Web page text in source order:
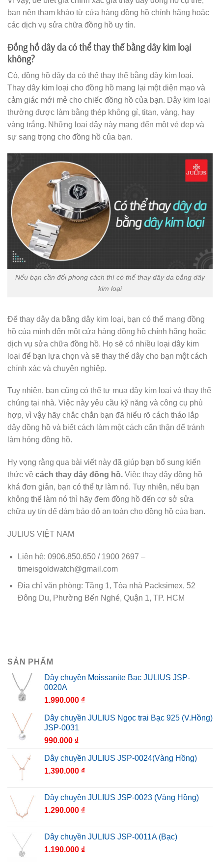
bạn nên tham khảo từ cửa hàng đồng hồ chính hãng hoặc
các dịch vụ sửa chữa đồng hồ uy tín.
Đồng hồ dây da có thể thay thế bằng dây kim loại
không?
Có, đồng hồ dây da có thể thay thế bằng dây kim loại.
Thay dây kim loại cho đồng hồ mang lại một diện mạo và
cảm giác mới mẻ cho chiếc đồng hồ của bạn. Dây kim loại
thường được làm bằng thép không gỉ, titan, vàng, hay
vàng trắng. Những loại dây này mang đến một vẻ đẹp và
sự sang trọng cho đồng hồ của bạn.
Nếu bạn cần đổi phong cách thì có thể thay dây da bằng dây
kim loại
Để thay dây da bằng dây kim loại, bạn có thể mang đồng
hồ của mình đến một cửa hàng đồng hồ chính hãng hoặc
dịch vụ sửa chữa đồng hồ. Họ sẽ có nhiều loại dây kim
loại để bạn lựa chọn và sẽ thay thế dây cho bạn một cách
chính xác và chuyên nghiệp.
Tuy nhiên, bạn cũng có thể tự mua dây kim loại và thay thế
chúng tại nhà. Việc này yêu cầu kỹ năng và công cụ phù
hợp, vì vậy hãy chắc chắn bạn đã hiểu rõ cách tháo lắp
dây đồng hồ và biết cách làm một cách cẩn thận để tránh
làm hỏng đồng hồ.
Hy vọng rằng qua bài viết này đã giúp bạn bổ sung kiến
thức về cách thay dây đồng hồ. Việc thay dây đồng hồ
khá đơn giản, bạn có thể tự làm nó. Tuy nhiên, nếu bạn
không thể làm nó thì hãy đem đồng hồ đến cơ sở sửa
chữa uy tín để đảm bảo độ an toàn cho đồng hồ của bạn.
JULIUS VIỆT NAM
Liên hệ: 0906.850.650 / 1900 2697 –
timeisgoldwatch@gmail.com
Địa chỉ văn phòng: Tầng 1, Tòa nhà Packsimex, 52
Đông Du, Phường Bến Nghé, Quận 1, TP. HCM
SẢN PHẨM
Dây chuyền Moissanite Bạc JULIUS JSP-
0020A
1.990.000 ₫
Dây chuyền JULIUS Ngọc trai Bạc 925 (V.Hồng)
JSP-0031
990.000 ₫
Dây chuyền JULIUS JSP-0024(Vàng Hồng)
1.390.000 ₫
Dây chuyền JULIUS JSP-0023 (Vàng Hồng)
1.290.000 ₫
Dây chuyền JULIUS JSP-0011A (Bạc)
1.190.000 ₫